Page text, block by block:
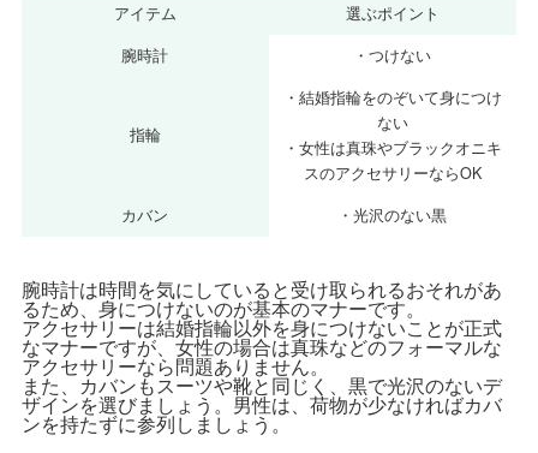
アイテム
選ぶポイント
腕時計
・つけない
指輪
・結婚指輪をのぞいて身につけ
ない
・女性は真珠やブラックオニキ
スのアクセサリーならOK
カバン
・光沢のない黒
腕時計は時間を気にしていると受け取られるおそれがあ
るため、身につけないのが基本のマナーです。
アクセサリーは結婚指輪以外を身につけないことが正式
なマナーですが、女性の場合は真珠などのフォーマルな
アクセサリーなら問題ありません。
また、カバンもスーツや靴と同じく、黒で光沢のないデ
ザインを選びましょう。男性は、荷物が少なければカバ
ンを持たずに参列しましょう。